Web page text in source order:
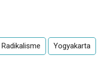
Radikalisme Yogyakarta